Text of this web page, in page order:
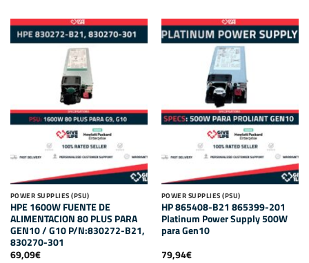
POWER SUPPLIES (PSU)
HPE 1600W FUENTE DE
ALIMENTACION 80 PLUS PARA
GEN10 / G10 P/N:830272-B21,
830270-301
69,09€
POWER SUPPLIES (PSU)
HP 865408-B21 865399-201
Platinum Power Supply 500W
para Gen10
79,94€